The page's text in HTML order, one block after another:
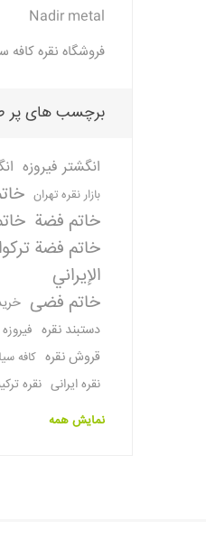
Nadir metal
فروشگاه نقره کافه
برچسب های پر
انگشتر فیروزه
بازار نقره تهران
خاتم فضة
خاتم فضة
الإيراني
خاتم فضی
دستبند نقره فیروزه
قروش نقره کافه
نقره ایرانی نقره
نمایش همه